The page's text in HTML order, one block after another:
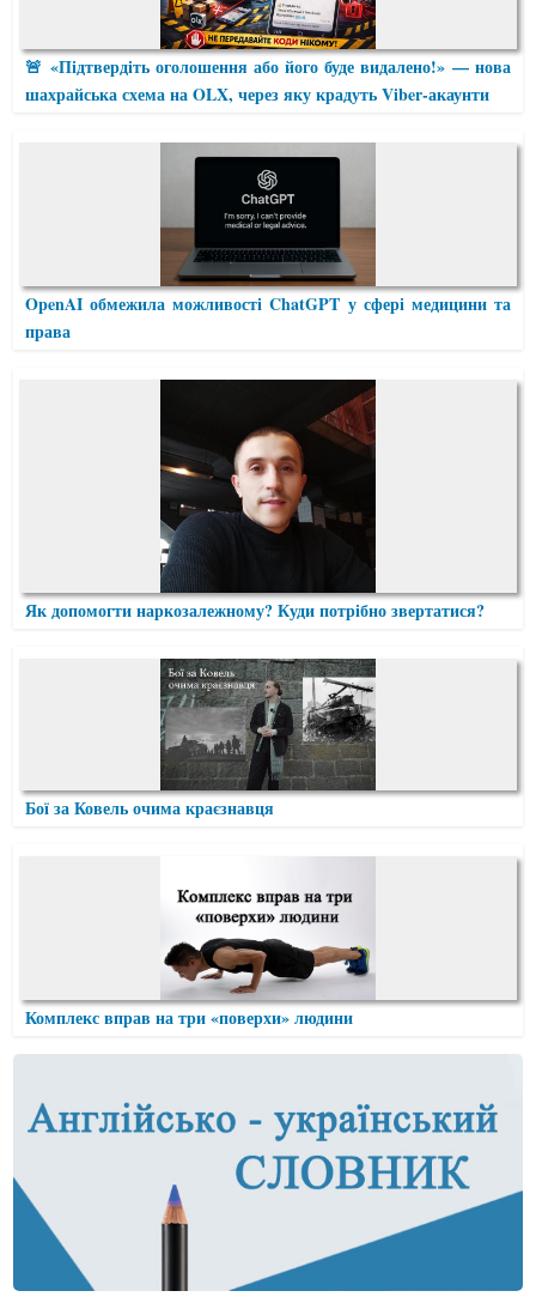
🚨 «Підтвердіть оголошення або його буде видалено!» — нова
шахрайська схема на OLX, через яку крадуть Viber-акаунти
OpenAI обмежила можливості ChatGPT у сфері медицини та
права
Як допомогти наркозалежному? Куди потрібно звертатися?
Бої за Ковель очима краєзнавця
Комплекс вправ на три «поверхи» людини